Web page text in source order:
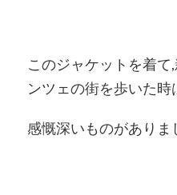
このジャケットを着
ンツェの街を歩いた時
感慨深いものがありま